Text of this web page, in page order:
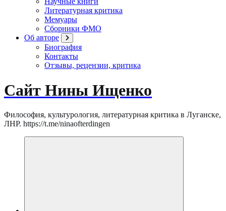
Литературная критика
Мемуары
Сборники ФМО
Об авторе
Биография
Контакты
Отзывы, рецензии, критика
Сайт Нины Ищенко
Философия, культурология, литературная критика в Луганске,
ЛНР. https://t.me/ninaofterdingen